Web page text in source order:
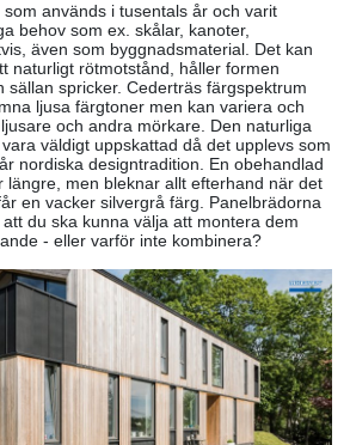
används i tusentals år och varit
behov som ex. skålar, kanoter,
även som byggnadsmaterial. Det kan
naturligt rötmotstånd, håller formen
sällan spricker. Cederträs färgspektrum
ljusa färgtoner men kan variera och
och andra mörkare. Den naturliga
väldigt uppskattad då det upplevs som
nordiska designtradition. En obehandlad
längre, men bleknar allt efterhand när det
en vacker silvergrå färg. Panelbrädorna
du ska kunna välja att montera dem
- eller varför inte kombinera?